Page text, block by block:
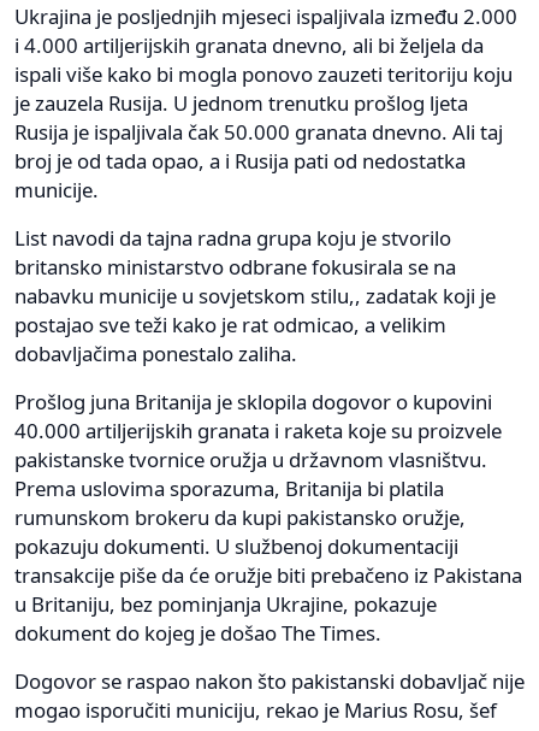
Ukrajina je posljednjih mjeseci ispaljivala između 2.000
i 4.000 artiljerijskih granata dnevno, ali bi željela da
ispali više kako bi mogla ponovo zauzeti teritoriju koju
je zauzela Rusija. U jednom trenutku prošlog ljeta
Rusija je ispaljivala čak 50.000 granata dnevno. Ali taj
broj je od tada opao, a i Rusija pati od nedostatka
municije.
List navodi da tajna radna grupa koju je stvorilo
britansko ministarstvo odbrane fokusirala se na
nabavku municije u sovjetskom stilu,, zadatak koji je
postajao sve teži kako je rat odmicao, a velikim
dobavljačima ponestalo zaliha.
Prošlog juna Britanija je sklopila dogovor o kupovini
40.000 artiljerijskih granata i raketa koje su proizvele
pakistanske tvornice oružja u državnom vlasništvu.
Prema uslovima sporazuma, Britanija bi platila
rumunskom brokeru da kupi pakistansko oružje,
pokazuju dokumenti. U službenoj dokumentaciji
transakcije piše da će oružje biti prebačeno iz Pakistana
u Britaniju, bez pominjanja Ukrajine, pokazuje
dokument do kojeg je došao The Times.
Dogovor se raspao nakon što pakistanski dobavljač nije
mogao isporučiti municiju, rekao je Marius Rosu, šef